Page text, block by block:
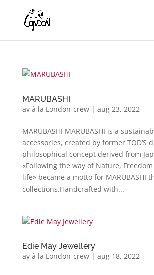
MARUBASHI
av à la London-crew| aug 23, 2022
MARUBASHI MARUBASHI is a
accessories, created by former TOD’S
philosophical concept derived from
«Following the way of Nature,
life» became a motto for MARUBASHI
collections.Handcrafted with...
Edie May Jewellery
av à la London-crew| aug 18, 2022